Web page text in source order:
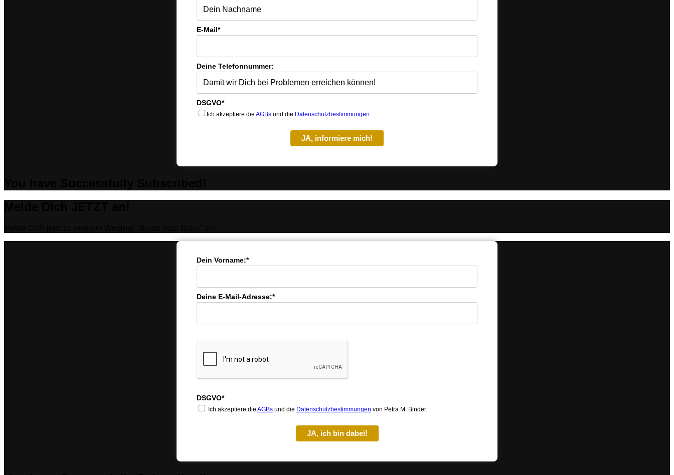
E-Mail*
Deine Telefonnummer:
DSGVO*
Ich akzeptiere die AGBs und die Datenschutzbestimmungen
JA, informiere mich!
Dein Vorname:*
Deine E-Mail-Adresse:*
DSGVO*
Ich akzeptiere die AGBs und die Datenschutzbestimmungen von Petra M. Binder.
JA, ich bin dabei!